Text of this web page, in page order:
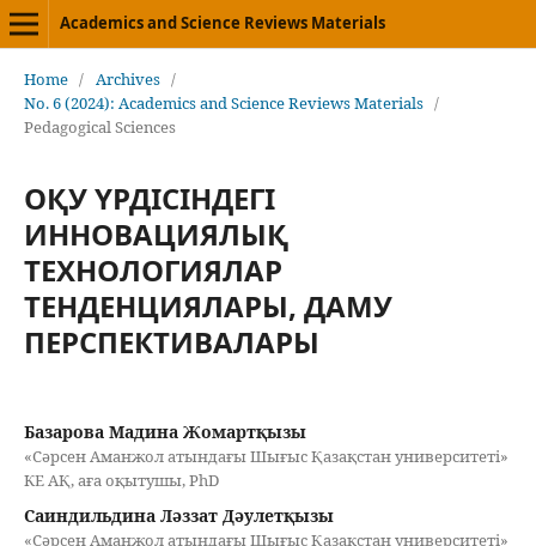
Academics and Science Reviews Materials
Home / Archives /
No. 6 (2024): Academics and Science Reviews Materials /
Pedagogical Sciences
ОҚУ ҮРДІСІНДЕГІ
ИННОВАЦИЯЛЫҚ
ТЕХНОЛОГИЯЛАР
ТЕНДЕНЦИЯЛАРЫ, ДАМУ
ПЕРСПЕКТИВАЛАРЫ
Базарова Мадина Жомартқызы
«Сәрсен Аманжол атындағы Шығыс Қазақстан университеті»
КЕ АҚ, аға оқытушы, PhD
Саиндильдина Ләззат Дәулетқызы
«Сәрсен Аманжол атындағы Шығыс Қазақстан университеті»